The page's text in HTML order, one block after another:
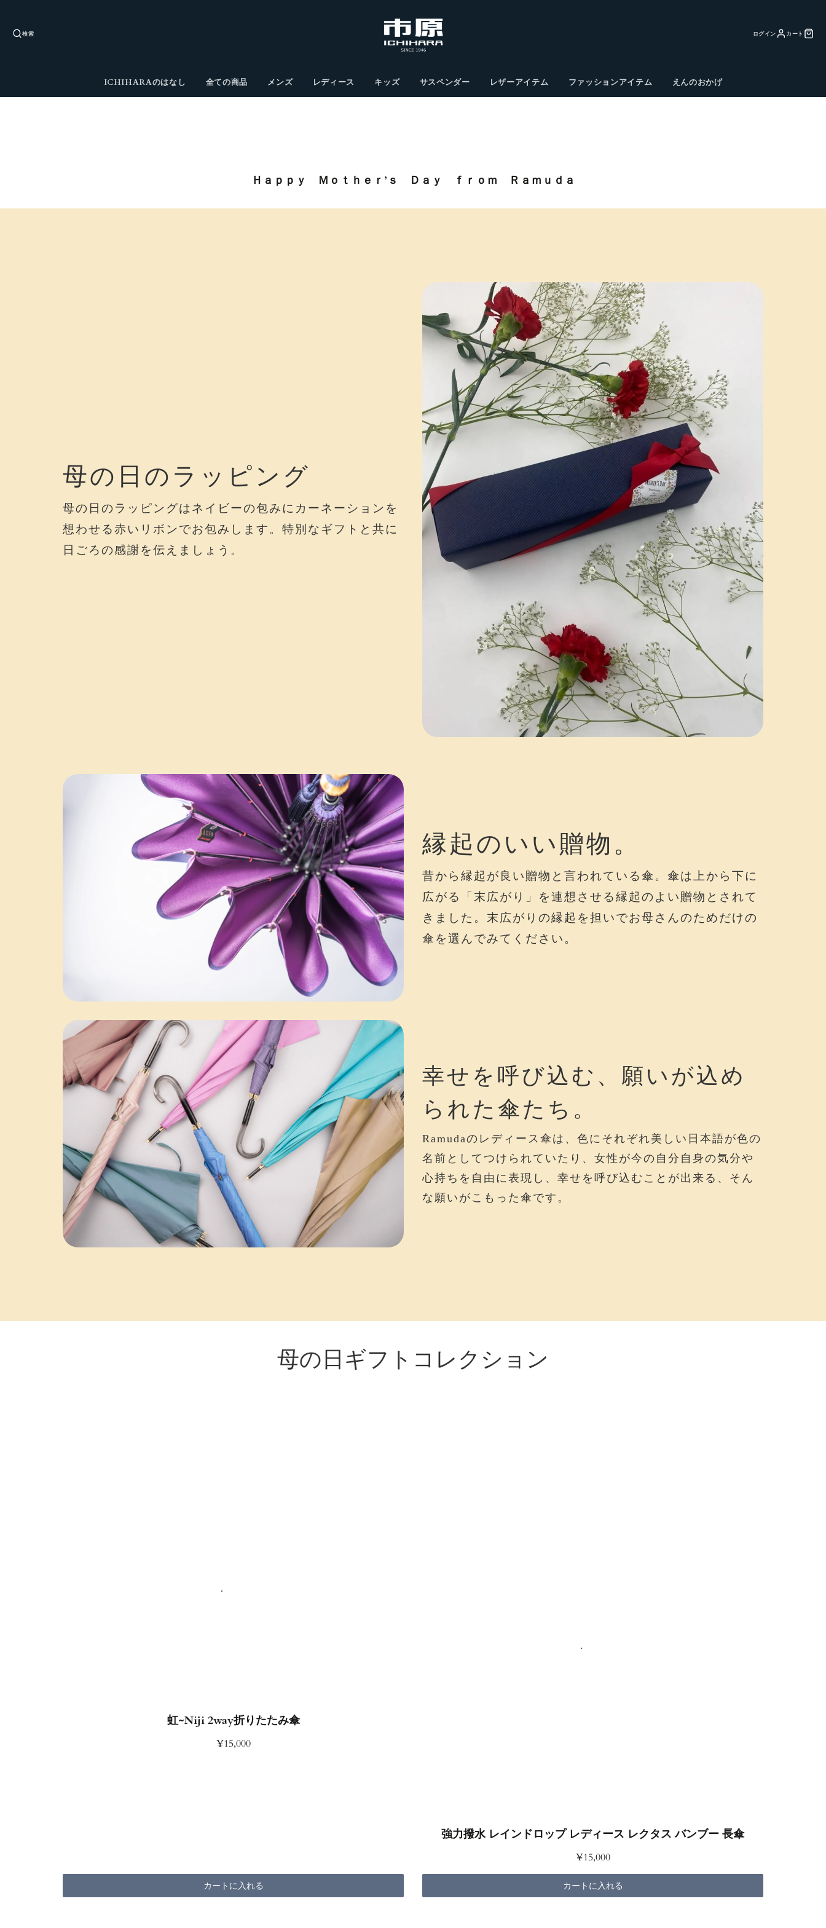
検索 ログイン カート
ICHIHARAのはなし 全ての商品 メンズ レディース キッズ サスペンダー レザーアイテム ファッションアイテム えんのおかげ
Ｈａｐｐｙ Ｍｏｔｈｅｒ’ｓ Ｄａｙ ｆｒｏｍ Ｒａｍｕｄａ
母の日のラッピング
母の日のラッピングはネイビーの包みにカーネーションを
想わせる赤いリボンでお包みします。特別なギフトと共に
日ごろの感謝を伝えましょう。
縁起のいい贈物。
昔から縁起が良い贈物と言われている傘。傘は上から下に
広がる「末広がり」を連想させる縁起のよい贈物とされて
きました。末広がりの縁起を担いでお母さんのためだけの
傘を選んでみてください。
幸せを呼び込む、願いが込め
られた傘たち。
Ramudaのレディース傘は、色にそれぞれ美しい日本語が色の
名前としてつけられていたり、女性が今の自分自身の気分や
心持ちを自由に表現し、幸せを呼び込むことが出来る、そん
な願いがこもった傘です。
母の日ギフトコレクション
虹~Niji 2way折りたたみ傘
¥15,000
カートに入れる
強力撥水 レインドロップ レディース レクタス バンブー 長傘
¥15,000
カートに入れる